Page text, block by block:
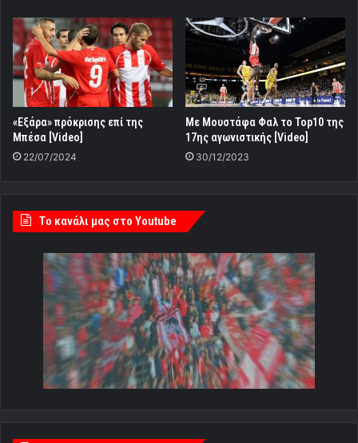
«Εξάρα» πρόκρισης επί της
Μπέσα [Video]
22/07/2024
Με Μουστάφα Φαλ το Top10 της
17ης αγωνιστικής [Video]
30/12/2023
Tο κανάλι μας στο Youtube